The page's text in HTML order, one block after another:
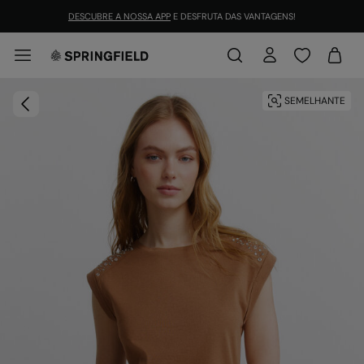
DESCUBRE A NOSSA APP E DESFRUTA DAS VANTAGENS!
SEMELHANTE